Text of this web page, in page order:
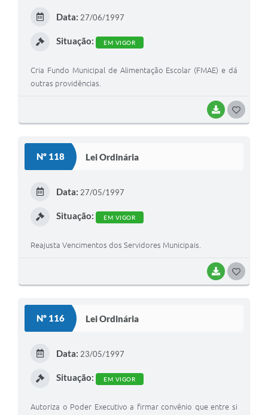
BAIXAR
Data: 27/06/1997
Situação: EM VIGOR
Cria Fundo Municipal de Alimentação Escolar (FMAE) e dá
outras providências.
Nº 118 Lei Ordinária
BAIXAR
Data: 27/05/1997
Situação: EM VIGOR
Reajusta Vencimentos dos Servidores Municipais.
Nº 116 Lei Ordinária
Data: 23/05/1997
Situação: EM VIGOR
Autoriza o Poder Executivo a firmar convênio que entre si